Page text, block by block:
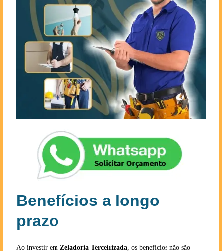
Benefícios a longo
prazo
Ao investir em Zeladoria Terceirizada, os benefícios não são